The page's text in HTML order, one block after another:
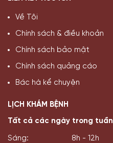
Về Tôi
Chính sách & điều khoản
Chính sách bảo mật
Chính sách quảng cáo
Bác hà kể chuyện
LỊCH KHÁM BỆNH
Tất cả các ngày trong tuần
Sáng: 8h - 12h